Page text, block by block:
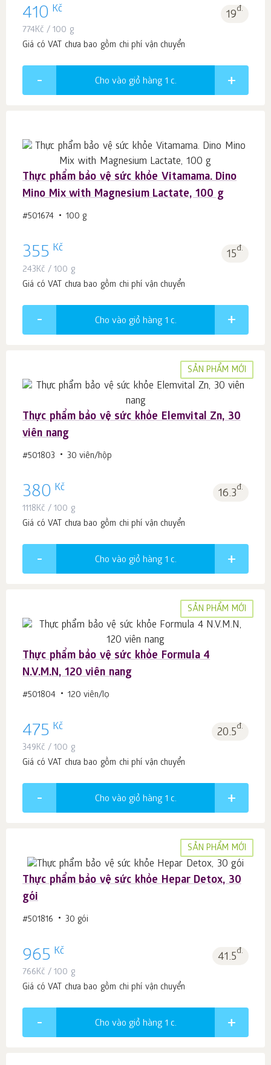
410 Kč 19đ.
774Kč / 100 g
Giá có VAT chưa bao gồm chi phí vận chuyển
Cho vào giỏ hàng 1 c.
Thực phẩm bảo vệ sức khỏe Vitamama. Dino
Mino Mix with Magnesium Lactate, 100 g
#501674 100 g
355 Kč 15đ.
243Kč / 100 g
Giá có VAT chưa bao gồm chi phí vận chuyển
Cho vào giỏ hàng 1 c.
SẢN PHẨM MỚI
Thực phẩm bảo vệ sức khỏe Elemvital Zn, 30
viên nang
#501803 30 viên/hộp
380 Kč 16.3đ.
1118Kč / 100 g
Giá có VAT chưa bao gồm chi phí vận chuyển
Cho vào giỏ hàng 1 c.
SẢN PHẨM MỚI
Thực phẩm bảo vệ sức khỏe Formula 4
N.V.M.N, 120 viên nang
#501804 120 viên/lọ
475 Kč 20.5đ.
349Kč / 100 g
Giá có VAT chưa bao gồm chi phí vận chuyển
Cho vào giỏ hàng 1 c.
SẢN PHẨM MỚI
Thực phẩm bảo vệ sức khỏe Hepar Detox, 30
gói
#501816 30 gói
965 Kč 41.5đ.
766Kč / 100 g
Giá có VAT chưa bao gồm chi phí vận chuyển
Cho vào giỏ hàng 1 c.